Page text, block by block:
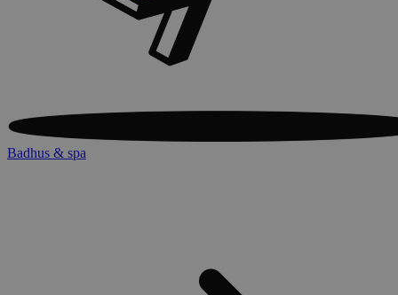
Badhus & spa